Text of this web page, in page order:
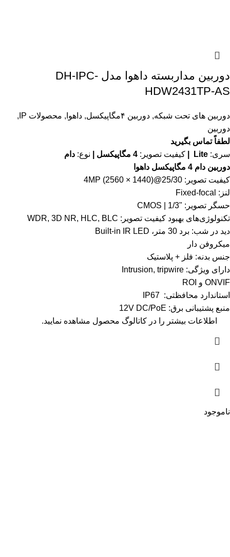
دوربین مداربسته داهوا مدل DH-IPC-
HDW2431TP-AS
دوربین های تحت شبکه, دوربین ۴مگاپیکسل , داهوا , محصولات IP
,
دوربین
لطفاً تماس بگیرید
سری: Lite | کیفیت تصویر: نوع: دام
دوربین دام 4 مگاپیکسل داهوا
کیفیت تصویر: 4MP (2560 × 1440)@25/30
لنز: Fixed-focal
حسگر تصویر: "1/3 | CMOS
تکنولوژی‌های بهبود کیفیت تصویر: WDR, 3D NR, HLC, BLC
دید در شب: برد 30 متر، Built-in IR LED
میکروفن دار
جنس بدنه: فلز + پلاستیک
دارای ویژگی: Intrusion, tripwire
ONVIF و ROI
استاندارد محافظتی: IP67
منبع پشتیبانی برق: 12V DC/PoE
اطلاعات بیشتر را در کاتالوگ محصول مشاهده نمایید.
ناموجود